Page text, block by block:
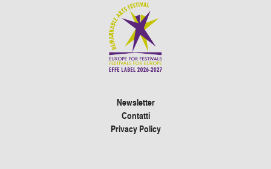
Newsletter
Contatti
Privacy Policy